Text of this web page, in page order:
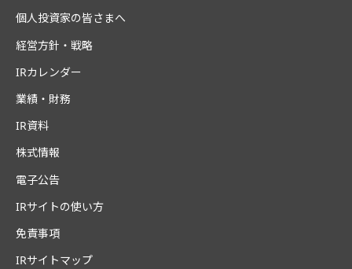
個人投資家の皆さまへ
経営方針・戦略
IRカレンダー
業績・財務
IR資料
株式情報
電子公告
IRサイトの使い方
免責事項
IRサイトマップ